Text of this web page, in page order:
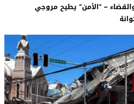
– “الأمن” يطيح مروجي